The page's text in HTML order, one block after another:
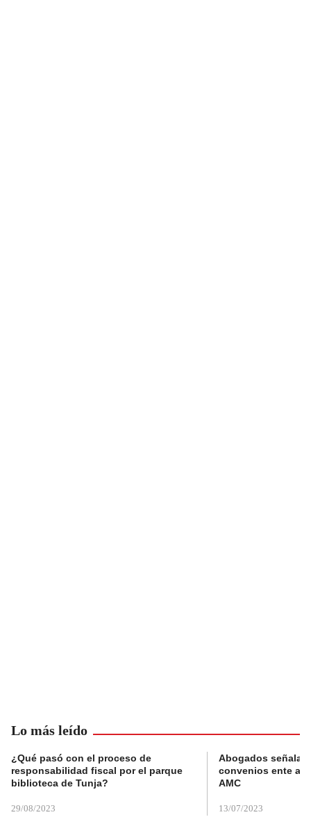
Lo más leído
¿Qué pasó con el proceso de
responsabilidad fiscal por el parque
biblioteca de Tunja?
29/08/2023
Abogados
convenios ente
AMC
13/07/2023